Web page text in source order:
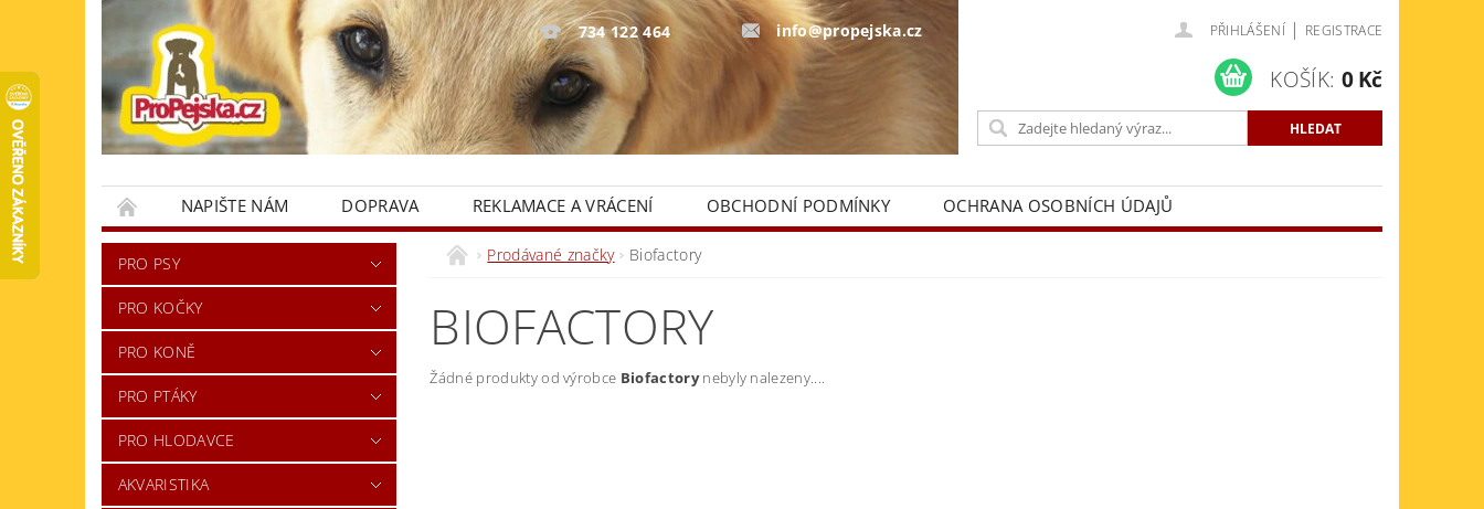
734 122 464 info@propejska.cz PŘIHLÁŠENÍ | REGISTRACE
KOŠÍK: 0 Kč
NAPIŠTE NÁM DOPRAVA REKLAMACE A VRÁCENÍ OBCHODNÍ PODMÍNKY
OCHRANA OSOBNÍCH ÚDAJŮ
KONTAKTY
PRO PSY
PRO KOČKY
PRO KONĚ
PRO PTÁKY
PRO HLODAVCE
AKVARISTIKA
Prodávané značky Biofactory
BIOFACTORY
Žádné produkty od výrobce Biofactorynebyly nalezeny....